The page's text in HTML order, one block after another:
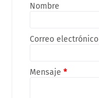
Nombre
Correo electrónico
Mensaje *